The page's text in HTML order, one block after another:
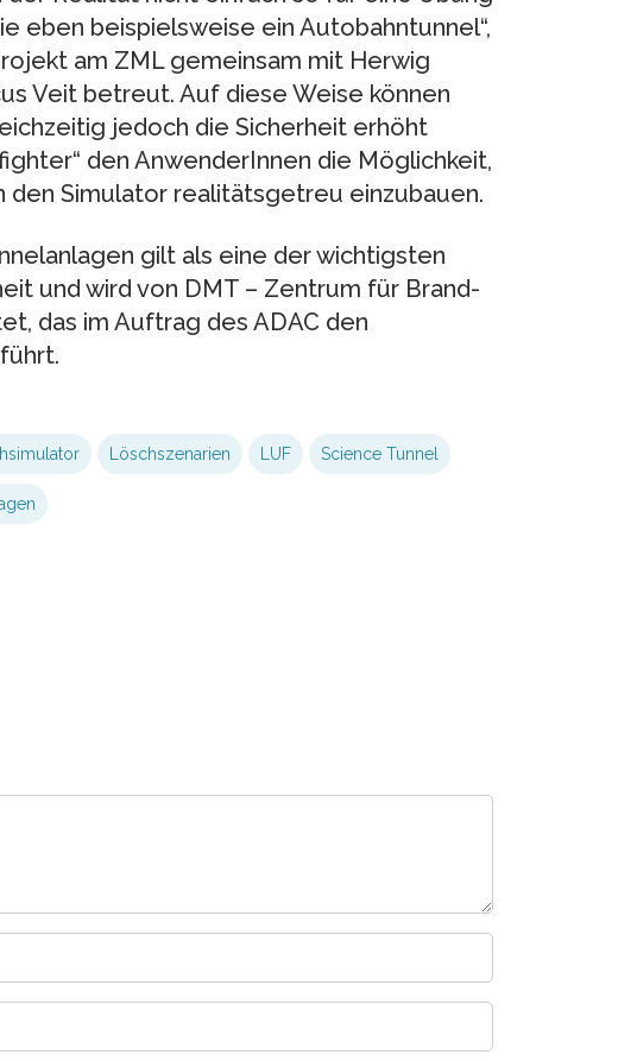
eben beispielsweise ein Autobahntunnel“,
am ZML gemeinsam mit Herwig
Veit betreut. Auf diese Weise können
jedoch die Sicherheit erhöht
den AnwenderInnen die Möglichkeit,
Simulator realitätsgetreu einzubauen.
gilt als eine der wichtigsten
und wird von DMT – Zentrum für Brand-
das im Auftrag des ADAC den
Löschszenarien LUF Science Tunnel